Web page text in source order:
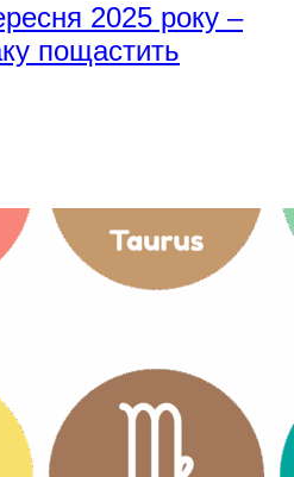
2025 року –
пощастить